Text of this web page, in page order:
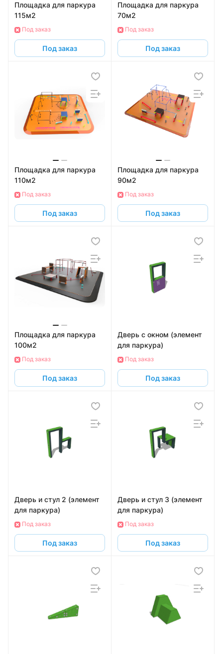
Площадка для паркура
115м2
Под заказ
Под заказ
Площадка для паркура
70м2
Под заказ
Под заказ
Площадка для паркура
110м2
Под заказ
Под заказ
Площадка для паркура
90м2
Под заказ
Под заказ
Площадка для паркура
100м2
Под заказ
Под заказ
Дверь с окном (элемент
для паркура)
Под заказ
Под заказ
Дверь и стул 2 (элемент
для паркура)
Под заказ
Под заказ
Дверь и стул 3 (элемент
для паркура)
Под заказ
Под заказ